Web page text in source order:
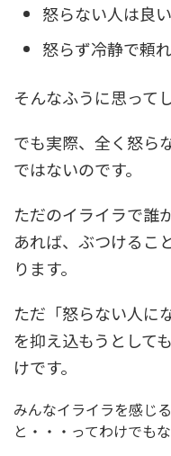
怒らない人は良
怒らず冷静で頼
そんなふうに思って
でも実際、全く怒ら
ではないのです。
ただのイライラで誰
あれば、ぶつけるこ
ります。
ただ「怒らない人に
を抑え込もうとして
けです。
みんなイライラを感じ
と・・・ってわけでも